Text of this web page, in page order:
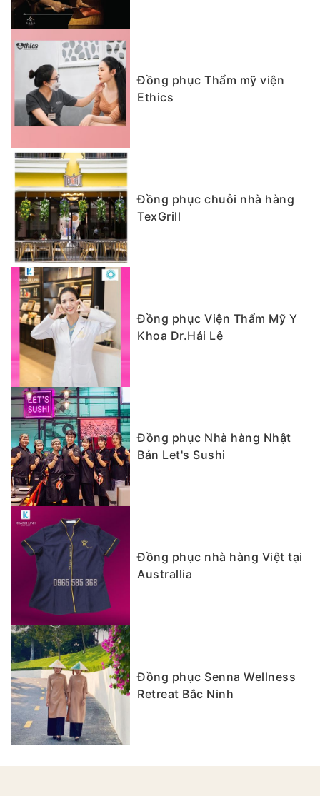
Đồng phục Thẩm mỹ viện
Ethics
Đồng phục chuỗi nhà hàng
TexGrill
Đồng phục Viện Thẩm Mỹ Y
Khoa Dr.Hải Lê
Đồng phục Nhà hàng Nhật
Bản Let's Sushi
Đồng phục nhà hàng Việt tại
Australlia
Đồng phục Senna Wellness
Retreat Bắc Ninh